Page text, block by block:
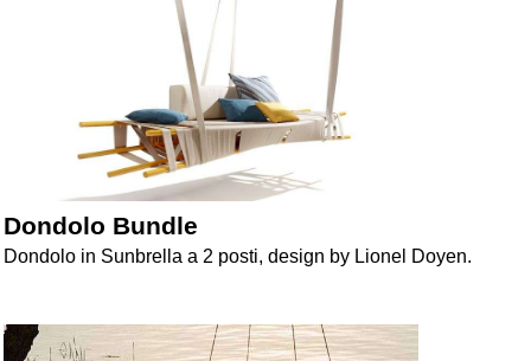
Dondolo Bundle
Dondolo in Sunbrella a 2 posti, design by Lionel Doyen.